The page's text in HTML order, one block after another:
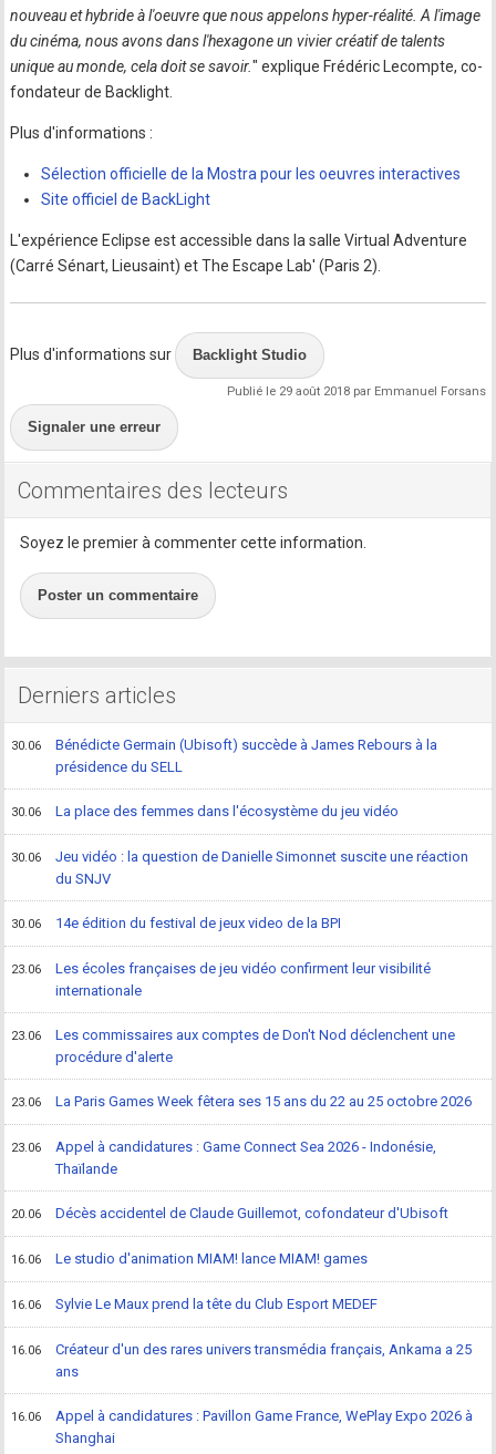
nouveau et hybride à l'oeuvre que nous appelons hyper-réalité. A l'image
du cinéma, nous avons dans l'hexagone un vivier créatif de talents
unique au monde, cela doit se savoir." explique Frédéric Lecompte, co-
fondateur de Backlight.
Plus d'informations :
Sélection officielle de la Mostra pour les oeuvres interactives
Site officiel de BackLight
L'expérience Eclipse est accessible dans la salle Virtual Adventure
(Carré Sénart, Lieusaint) et The Escape Lab' (Paris 2).
Plus d'informations sur Backlight Studio
Publié le 29 août 2018 par Emmanuel Forsans
Signaler une erreur
Commentaires des lecteurs
Soyez le premier à commenter cette information.
Poster un commentaire
Derniers articles
30.06
Bénédicte Germain (Ubisoft) succède à James Rebours à la
présidence du SELL
30.06 La place des femmes dans l'écosystème du jeu vidéo
30.06
Jeu vidéo : la question de Danielle Simonnet suscite une réaction
du SNJV
30.06 14e édition du festival de jeux video de la BPI
23.06
Les écoles françaises de jeu vidéo confirment leur visibilité
internationale
23.06
Les commissaires aux comptes de Don't Nod déclenchent une
procédure d'alerte
23.06 La Paris Games Week fêtera ses 15 ans du 22 au 25 octobre 2026
23.06
Appel à candidatures : Game Connect Sea 2026 - Indonésie,
Thaïlande
20.06 Décès accidentel de Claude Guillemot, cofondateur d'Ubisoft
16.06 Le studio d'animation MIAM! lance MIAM! games
16.06 Sylvie Le Maux prend la tête du Club Esport MEDEF
16.06
Créateur d'un des rares univers transmédia français, Ankama a 25
ans
16.06
Appel à candidatures : Pavillon Game France, WePlay Expo 2026 à
Shanghai